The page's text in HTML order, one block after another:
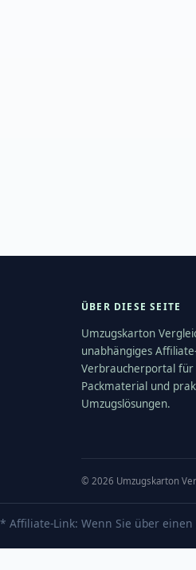
ÜBER DIESE SEITE
Umzugskarton
unabhängiges
Verbraucherportal für
Packmaterial und
Umzugslösungen.
© 2026 Umzugskarton
* Affiliate-Link: Wenn Sie über